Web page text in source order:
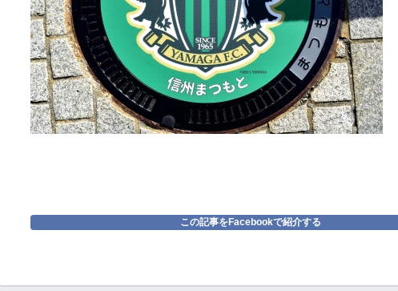
この記事をFacebookで紹介する